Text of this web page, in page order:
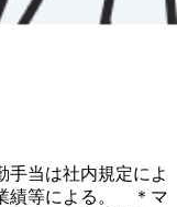
当は社内規定によ
績等による。 ＊マ